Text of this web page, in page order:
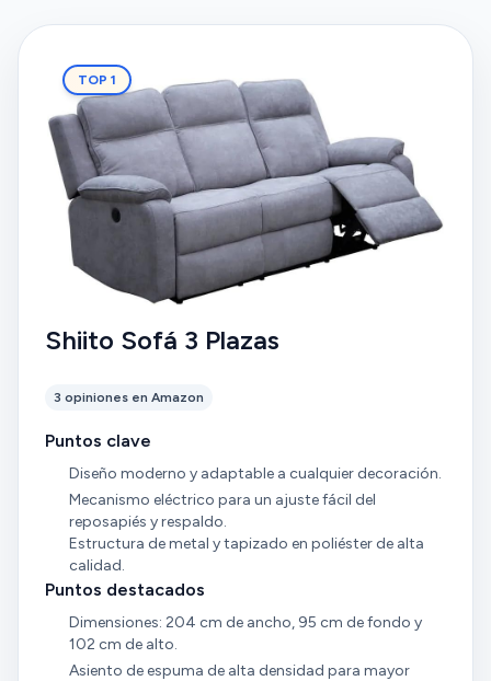
TOP 1
Shiito Sofá 3 Plazas
3 opiniones en Amazon
Puntos clave
Diseño moderno y adaptable a cualquier decoración.
Mecanismo eléctrico para un ajuste fácil del
reposapiés y respaldo.
Estructura de metal y tapizado en poliéster de alta
calidad.
Puntos destacados
Dimensiones: 204 cm de ancho, 95 cm de fondo y
102 cm de alto.
Asiento de espuma de alta densidad para mayor